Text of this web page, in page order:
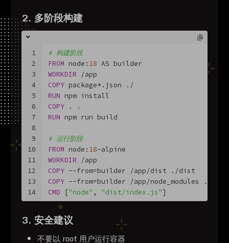
2. 多阶段构建
1
2
3
4
5
6
7
8
9
10
11
12
13
14
# 构建阶段
FROM node: 18 AS builder
WORKDIR /app
COPY package*.json ./
RUN npm install
COPY . .
RUN npm run build
# 运行阶段
FROM node: 18-alpine
WORKDIR /app
COPY --from=builder /app/dist ./dist
COPY --from=builder /app/node_modules ./
CMD ["node" , "dist/index.js"]
3. 安全建议
不要以 root 用户运行容器